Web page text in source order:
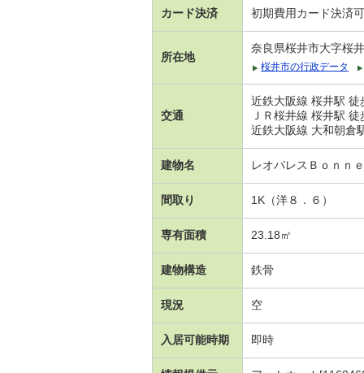
カード決済 初期費用カード決済可
所在地
奈良県桜井市大字桜井
桜井市の行政データ
交通
近鉄大阪線 桜井駅 徒
ＪＲ桜井線 桜井駅
近鉄大阪線 大和朝倉
建物名 レオパレスＢｏｎ
間取り 1K（洋８．６）
専有面積 23.18㎡
建物構造 鉄骨
現況 空
入居可能時期 即時